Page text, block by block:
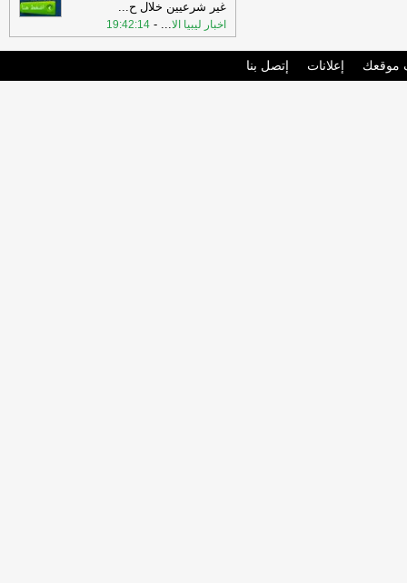
غير شرعيين خلال ح...
اخبار ليبيا الا...
-
19:42:14
موقعك إعلانات إتصل بنا